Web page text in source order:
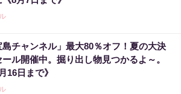
島チャンネル」最大80％オフ！夏の大決
ール開催中。掘り出し物見つかるよ～。
16日まで》